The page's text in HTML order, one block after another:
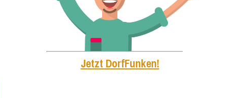
Jetzt DorfFunken!